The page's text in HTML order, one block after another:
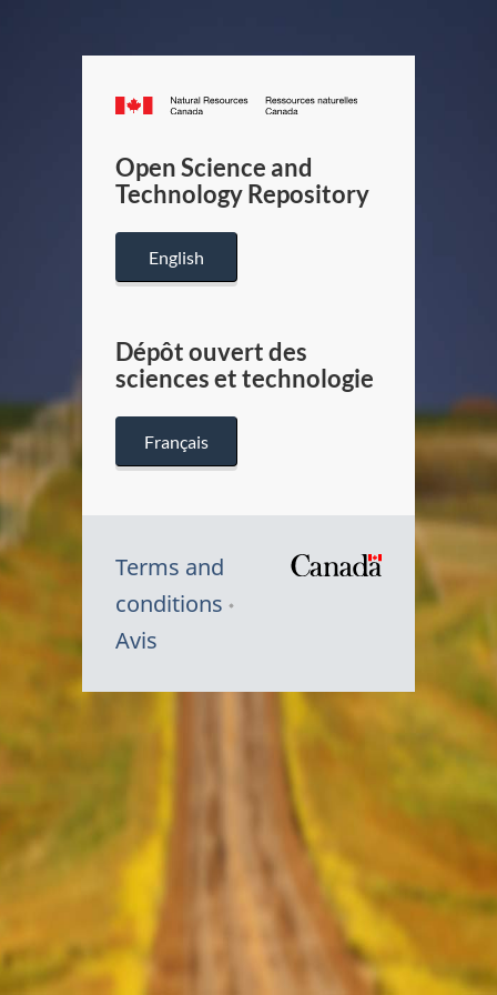
Canada.ca
/
Canada
Open Science and
Technology Repository
English
Dépôt ouvert des
sciences et technologie
Français
Terms and
conditions
Avis
Symbole
Canada